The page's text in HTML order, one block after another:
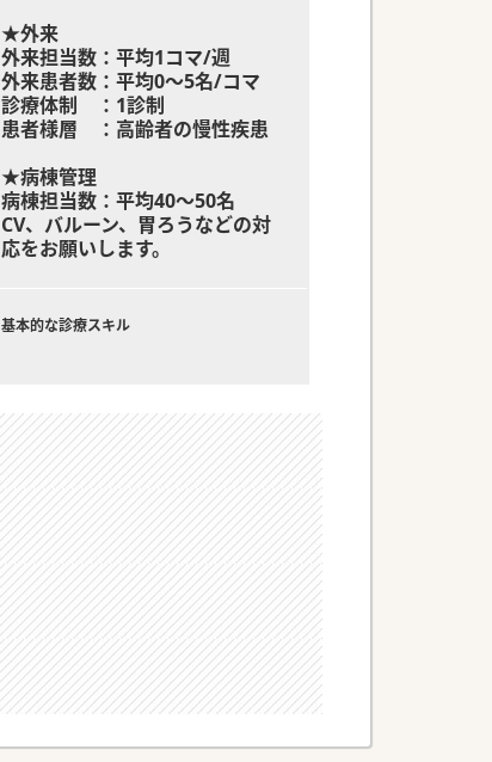
★外来
外来担当数：平均1コマ/週
外来患者数：平均0～5名/コマ
診療体制 ：1診制
患者様層 ：高齢者の慢性疾患
★病棟管理
病棟担当数：平均40～50名
CV、バルーン、胃ろうなどの対
応をお願いします。
基本的な診療スキル